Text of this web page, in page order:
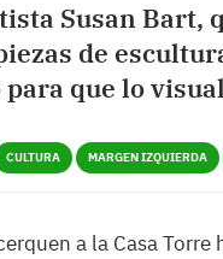
Susan Bart,
de
que lo
CULTURA MARGEN IZQUIERDA
a la Casa